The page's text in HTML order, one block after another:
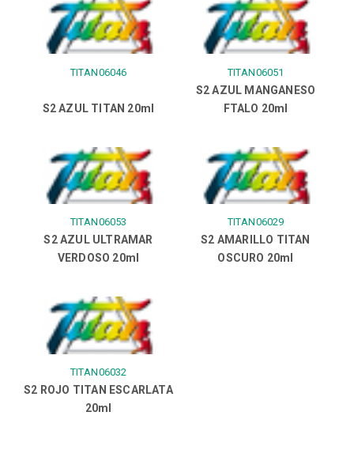
TITAN06046
S2 AZUL TITAN 20ml
TITAN06051
S2 AZUL MANGANESO
FTALO 20ml
TITAN06053
S2 AZUL ULTRAMAR
VERDOSO 20ml
TITAN06029
S2 AMARILLO TITAN
OSCURO 20ml
TITAN06032
S2 ROJO TITAN ESCARLATA
20ml